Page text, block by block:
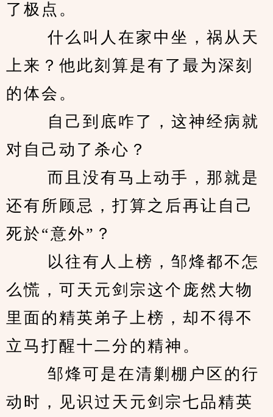
了极点。
什么叫人在家中坐，祸从天
上来？他此刻算是有了最为深刻
的体会。
自己到底咋了，这神经病就
对自己动了杀心？
而且没有马上动手，那就是
还有所顾忌，打算之后再让自己
死於“意外”？
以往有人上榜，邹烽都不怎
么慌，可天元剑宗这个庞然大物
里面的精英弟子上榜，却不得不
立马打醒十二分的精神。
邹烽可是在清剿棚户区的行
动时，见识过天元剑宗七品精英